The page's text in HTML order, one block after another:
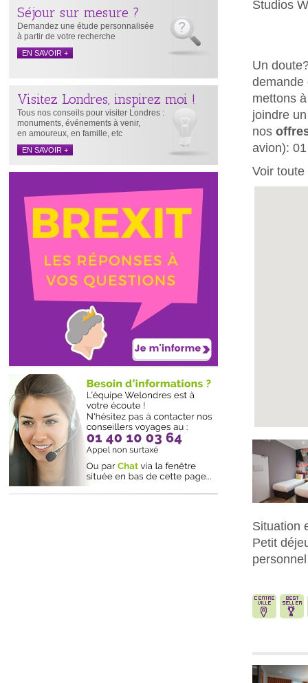
Studios
Un
mettons
joindre
nos
avion):
Voir
Situation
Petit
Séjour sur mesure ?
Demandez une étude personnalisée
à partir de votre recherche
EN SAVOIR +
Visitez Londres, inspirez moi !
Tous nos conseils pour visiter Londres :
monuments, événements à venir,
en amoureux, en famille, etc
EN SAVOIR +